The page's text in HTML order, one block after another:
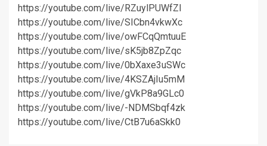
https://youtube.com/live/RZuylPUWfZI
https://youtube.com/live/SICbn4vkwXc
https://youtube.com/live/owFCqQmtuuE
https://youtube.com/live/sK5jb8ZpZqc
https://youtube.com/live/0bXaxe3uSWc
https://youtube.com/live/4KSZAjIu5mM
https://youtube.com/live/gVkP8a9GLc0
https://youtube.com/live/-NDMSbqf4zk
https://youtube.com/live/CtB7u6aSkk0